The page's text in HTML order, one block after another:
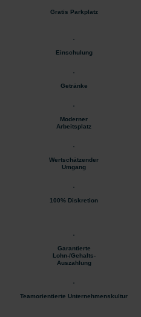
Gratis Parkplatz
Einschulung
Getränke
Moderner
Arbeitsplatz
Wertschätzender
Umgang
100% Diskretion
Garantierte
Lohn-/Gehalts-
Auszahlung
Teamorientierte Unternehmenskultur